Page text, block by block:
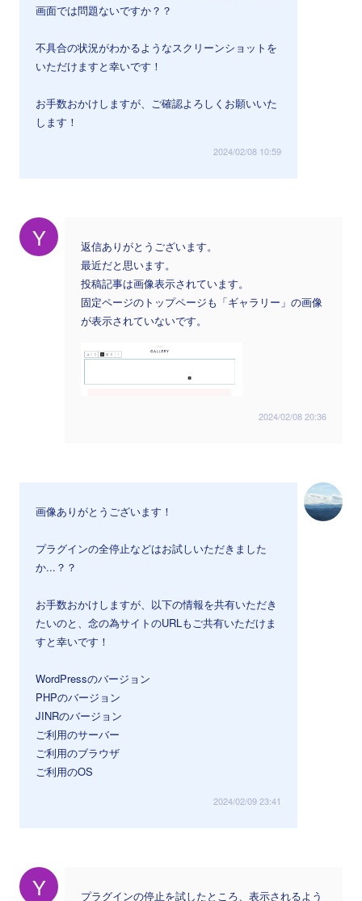
画面では問題ないですか？？
不具合の状況がわかるようなスクリーンショットを
いただけますと幸いです！
お手数おかけしますが、ご確認よろしくお願いいた
します！
2024/02/08 10:59
Y
返信ありがとうございます。
最近だと思います。
投稿記事は画像表示されています。
固定ページのトップページも「ギャラリー」の画像
が表示されていないです。
2024/02/08 20:36
画像ありがとうございます！
プラグインの全停止などはお試しいただきました
か...？？
お手数おかけしますが、以下の情報を共有いただき
たいのと、念の為サイトのURLもご共有いただけま
すと幸いです！
WordPressのバージョン
PHPのバージョン
JINRのバージョン
ご利用のサーバー
ご利用のブラウザ
ご利用のOS
2024/02/09 23:41
Y プラグインの停止を試したところ、表示されるよう